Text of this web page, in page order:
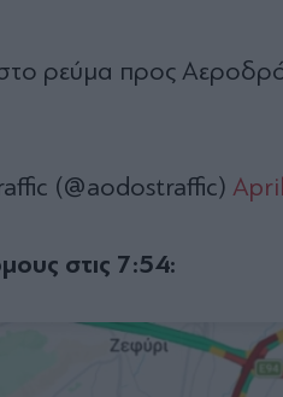
στο ρεύμα προς
(@aodostraffic)
στις 7:54: